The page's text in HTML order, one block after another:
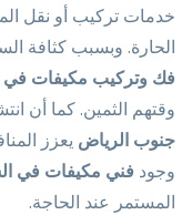
خدمات تركيب أو نقل
الحارة. وبسبب كثافة
فك وتركيب مكيفات في
وقتهم الثمين. كما أن
جنوب الرياض يعزز
وجود فني مكيفات في
المستمر عند الحاجة.